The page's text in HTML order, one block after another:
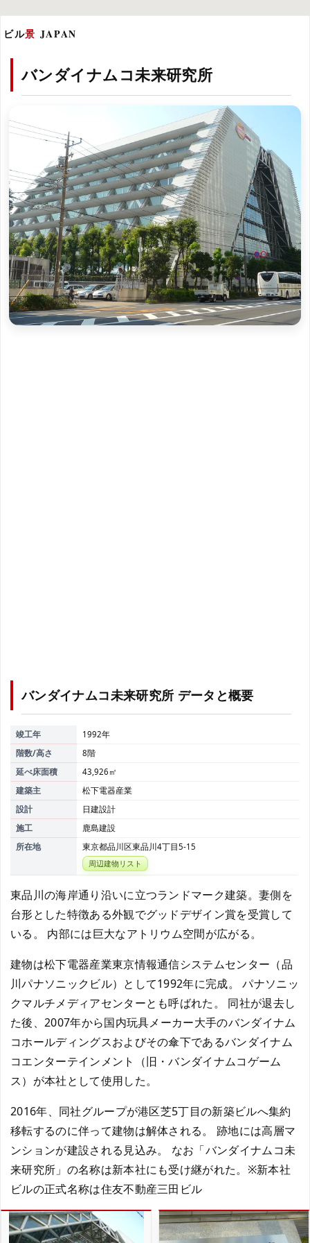
ビル景 JAPAN
バンダイナムコ未来研究所
バンダイナムコ未来研究所 データと概要
竣工年
1992年
階数/高さ
8階
延べ床面積
43,926㎡
建築主
松下電器産業
設計
日建設計
施工
鹿島建設
所在地
東京都品川区東品川4丁目5-15
周辺建物リスト
東品川の海岸通り沿いに立つランドマーク建築。妻側を
台形とした特徴ある外観でグッドデザイン賞を受賞して
いる。 内部には巨大なアトリウム空間が広がる。
建物は松下電器産業東京情報通信システムセンター（品
川パナソニックビル）として1992年に完成。 パナソニッ
クマルチメディアセンターとも呼ばれた。 同社が退去し
た後、2007年から国内玩具メーカー大手のバンダイナム
コホールディングスおよびその傘下であるバンダイナム
コエンターテインメント（旧・バンダイナムコゲーム
ス）が本社として使用した。
2016年、同社グループが港区芝5丁目の新築ビルへ集約
移転するのに伴って建物は解体される。 跡地には高層マ
ンションが建設される見込み。 なお「バンダイナムコ未
来研究所」の名称は新本社にも受け継がれた。※新本社
ビルの正式名称は住友不動産三田ビル